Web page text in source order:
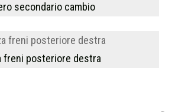
secondario cambio
freni posteriore destra